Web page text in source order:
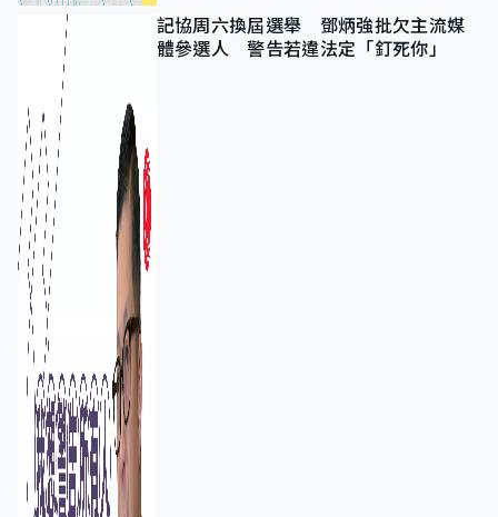
記協周六換屆選舉 鄧炳強批欠主流媒
體參選人 警告若違法定「釘死你」